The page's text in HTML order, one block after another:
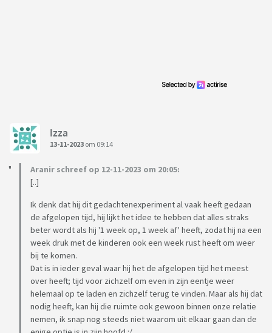
Izza
13-11-2023 om 09:14
Aranir schreef op 12-11-2023 om 20:05:
[..]
Ik denk dat hij dit gedachtenexperiment al vaak heeft gedaan
de afgelopen tijd, hij lijkt het idee te hebben dat alles straks
beter wordt als hij '1 week op, 1 week af' heeft, zodat hij na een
week druk met de kinderen ook een week rust heeft om weer
bij te komen.
Dat is in ieder geval waar hij het de afgelopen tijd het meest
over heeft; tijd voor zichzelf om even in zijn eentje weer
helemaal op te laden en zichzelf terug te vinden. Maar als hij dat
nodig heeft, kan hij die ruimte ook gewoon binnen onze relatie
nemen, ik snap nog steeds niet waarom uit elkaar gaan dan de